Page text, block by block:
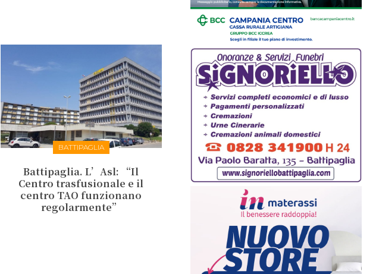
BATTIPAGLIA
Battipaglia. L’Asl: “Il
Centro trasfusionale e il
centro TAO funzionano
regolarmente”